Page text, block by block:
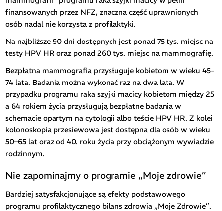
finansowanych przez NFZ, znaczna część uprawnionych
osób nadal nie korzysta z profilaktyki.
Na najbliższe 90 dni dostępnych jest ponad 75 tys. miejsc na
testy HPV HR oraz ponad 260 tys. miejsc na mammografię.
Bezpłatna mammografia przysługuje kobietom w wieku 45-
74 lata. Badania można wykonać raz na dwa lata. W
przypadku programu raka szyjki macicy kobietom między 25
a 64 rokiem życia przysługują bezpłatne badania w
schemacie opartym na cytologii albo teście HPV HR. Z kolei
kolonoskopia przesiewowa jest dostępna dla osób w wieku
50–65 lat oraz od 40. roku życia przy obciążonym wywiadzie
rodzinnym.
Nie zapominajmy o programie „Moje zdrowie”
Bardziej satysfakcjonujące są efekty podstawowego
programu profilaktycznego bilans zdrowia „Moje Zdrowie”.